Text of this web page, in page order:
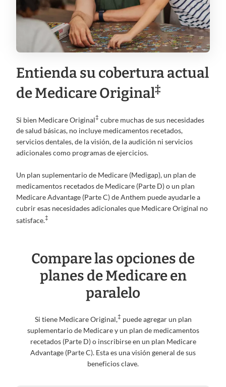
Entienda su cobertura actual
de Medicare Original‡
Si bien Medicare Original‡ cubre muchas de sus necesidades
de salud básicas, no incluye medicamentos recetados,
servicios dentales, de la visión, de la audición ni servicios
adicionales como programas de ejercicios.
Un plan suplementario de Medicare (Medigap), un plan de
medicamentos recetados de Medicare (Parte D) o un plan
Medicare Advantage (Parte C) de Anthem puede ayudarle a
cubrir esas necesidades adicionales que Medicare Original no
satisface.‡
Compare las opciones de
planes de Medicare en
paralelo
Si tiene Medicare Original,‡ puede agregar un plan
suplementario de Medicare y un plan de medicamentos
recetados (Parte D) o inscribirse en un plan Medicare
Advantage (Parte C). Esta es una visión general de sus
beneficios clave.